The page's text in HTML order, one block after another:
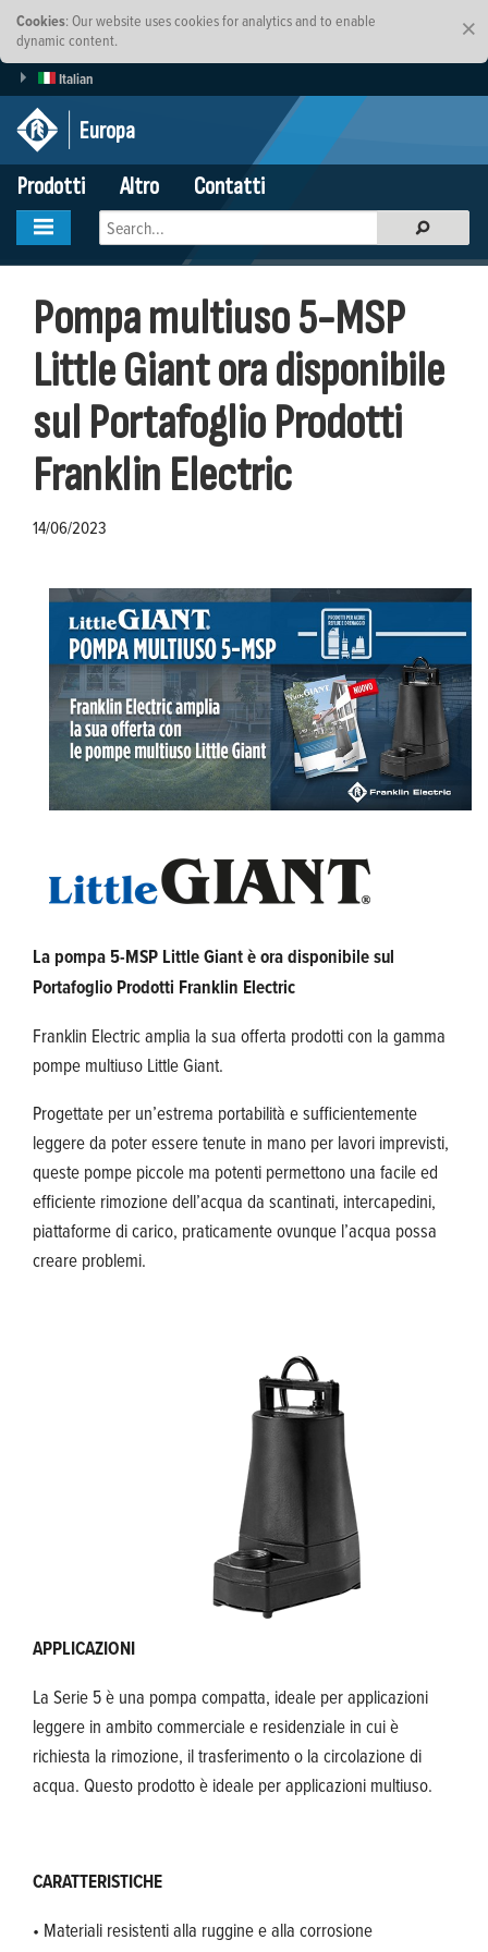
×
Cookies: Our website uses cookies for analytics and to enable
dynamic content.
Italian
Europa
Prodotti
Altro Contatti
Pompa multiuso 5-MSP
Little Giant ora disponibile
sul Portafoglio Prodotti
Franklin Electric
14/06/2023
La pompa 5-MSP Little Giant è ora disponibile sul
Portafoglio Prodotti Franklin Electric
Franklin Electric amplia la sua offerta prodotti con la gamma
pompe multiuso Little Giant.
Progettate per un’estrema portabilità e sufficientemente
leggere da poter essere tenute in mano per lavori imprevisti,
queste pompe piccole ma potenti permettono una facile ed
efficiente rimozione dell’acqua da scantinati, intercapedini,
piattaforme di carico, praticamente ovunque l’acqua possa
creare problemi.
APPLICAZIONI
La Serie 5 è una pompa compatta, ideale per applicazioni
leggere in ambito commerciale e residenziale in cui è
richiesta la rimozione, il trasferimento o la circolazione di
acqua. Questo prodotto è ideale per applicazioni multiuso.
CARATTERISTICHE
• Materiali resistenti alla ruggine e alla corrosione